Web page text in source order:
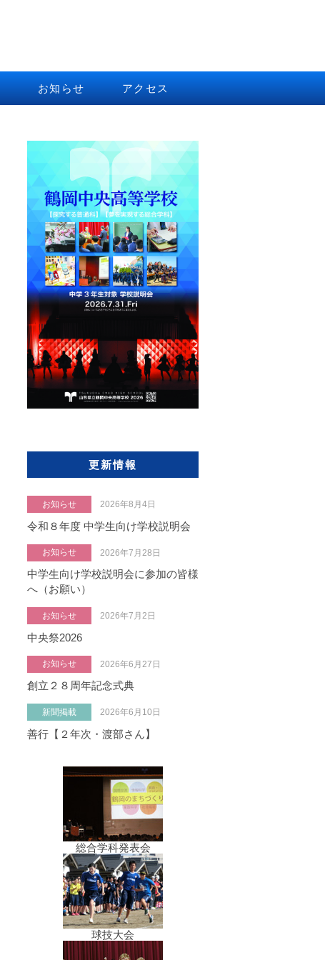
お知らせ アクセス
更新情報
お知らせ 2026年8月4日
令和８年度 中学生向け学校説明会
お知らせ 2026年7月28日
中学生向け学校説明会に参加の皆様
へ（お願い）
お知らせ 2026年7月2日
中央祭2026
お知らせ 2026年6月27日
創立２８周年記念式典
新聞掲載 2026年6月10日
善行【２年次・渡部さん】
総合学科発表会
球技大会